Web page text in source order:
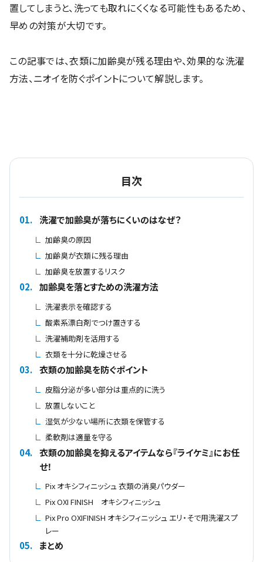
置してしまうと、洗っても取れにくくなる可能性もあるため、
早めの対策が大切です。
この記事では、衣類に加齢臭が残る理由や、効果的な洗濯
方法、ニオイを防ぐポイントについて解説します。
目次
01. 洗濯で加齢臭が落ちにくいのはなぜ？
加齢臭の原因
加齢臭が衣類に残る理由
加齢臭を放置するリスク
02. 加齢臭を落とすための洗濯方法
洗濯表示を確認する
酸素系漂白剤でつけ置きする
洗濯補助剤を活用する
衣類を十分に乾燥させる
03. 衣類の加齢臭を防ぐポイント
皮脂分泌が多い部分は重点的に洗う
放置しないこと
湿気が少ない場所に衣類を保管する
柔軟剤は適量を守る
04. 衣類の加齢臭を抑えるアイテムなら『ライケミ』にお任
せ！
Pix オキシフィニッシュ 衣類の消臭パウダー
Pix OXI FINISH オキシフィニッシュ
Pix Pro OXIFINISH オキシフィニッシュ エリ・そで用洗濯スプ
レー
05. まとめ